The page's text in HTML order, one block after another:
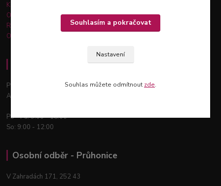
Kontakty
Obchodní podmínky
Reklamace a vrácení zboží
Ochrana osobních údajů
Osobní odběr - Praha 12
Podchýšská 129, 143 00
Areál zahradnictví Šťastný
Po - Pá: 9:00 - 18:00
So: 9:00 - 12:00
Osobní odběr - Průhonice
V Zahradách 171, 252 43
Nastavení
Souhlasím a pokračovat
Souhlas můžete odmítnout zde.